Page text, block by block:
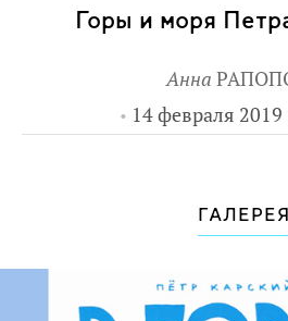
Горы и моря
Анна
14 февраля 2019
ГАЛЕРЕЯ